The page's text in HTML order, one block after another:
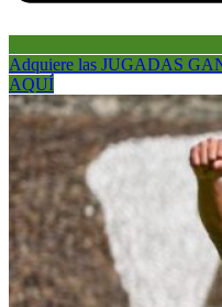
Adquiere las JUGADAS
AQUÍ